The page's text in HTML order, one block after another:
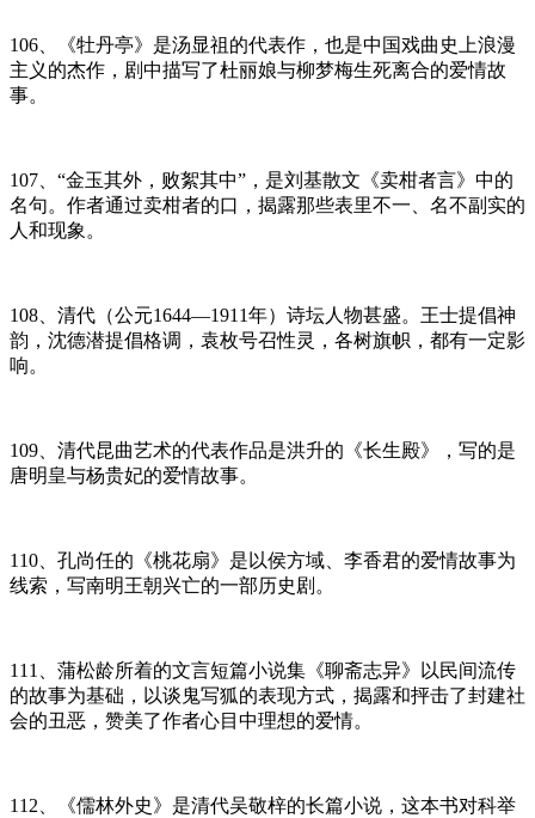
106、《牡丹亭》是汤显祖的代表作，也是中国戏曲史上浪漫
主义的杰作，剧中描写了杜丽娘与柳梦梅生死离合的爱情故
事。
107、“金玉其外，败絮其中”，是刘基散文《卖柑者言》中的
名句。作者通过卖柑者的口，揭露那些表里不一、名不副实的
人和现象。
108、清代（公元1644—1911年）诗坛人物甚盛。王士提倡神
韵，沈德潜提倡格调，袁枚号召性灵，各树旗帜，都有一定影
响。
109、清代昆曲艺术的代表作品是洪升的《长生殿》，写的是
唐明皇与杨贵妃的爱情故事。
110、孔尚任的《桃花扇》是以侯方域、李香君的爱情故事为
线索，写南明王朝兴亡的一部历史剧。
111、蒲松龄所着的文言短篇小说集《聊斋志异》以民间流传
的故事为基础，以谈鬼写狐的表现方式，揭露和抨击了封建社
会的丑恶，赞美了作者心目中理想的爱情。
112、《儒林外史》是清代吴敬梓的长篇小说，这本书对科举